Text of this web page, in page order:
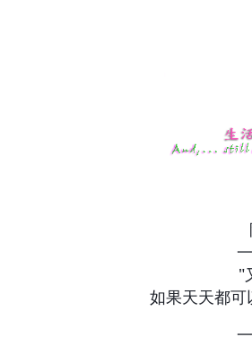
"
如果天天都